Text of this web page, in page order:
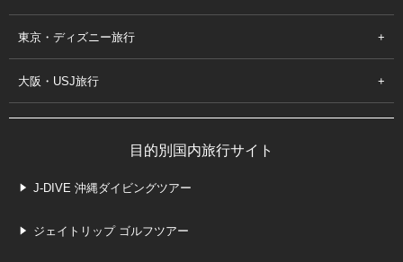
東京・ディズニー旅行
大阪・USJ旅行
目的別国内旅行サイト
J-DIVE 沖縄ダイビングツアー
ジェイトリップ ゴルフツアー